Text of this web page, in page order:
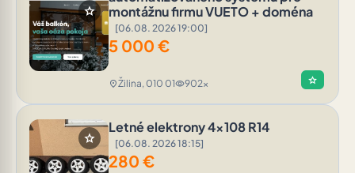
star
montážnu firmu VUETO + doména
[06.08. 2026 19:00]
5 000 €
location_onŽilina, 010 01visibility902x star
star
Letné elektrony 4x108 R14
[06.08. 2026 18:15]
280 €